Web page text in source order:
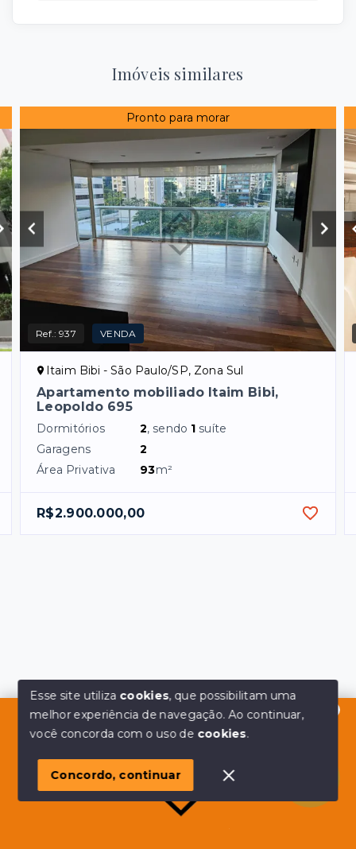
Imóveis similares
Pronto para morar
Ref.:937 VENDA
Itaim Bibi - São Paulo/SP, Zona Sul
Apartamento mobiliado Itaim Bibi,
Leopoldo 695
Dormitórios 2, sendo 1 suíte
Garagens
2
Área Privativa
93m²
R$2.900.000,00
Olá! em posso ajudar?
Esse site utiliza cookies, que possibilitam uma
melhor experiência de navegação.Ao continuar,
você concorda com o uso de cookies.
Concordo, continuar